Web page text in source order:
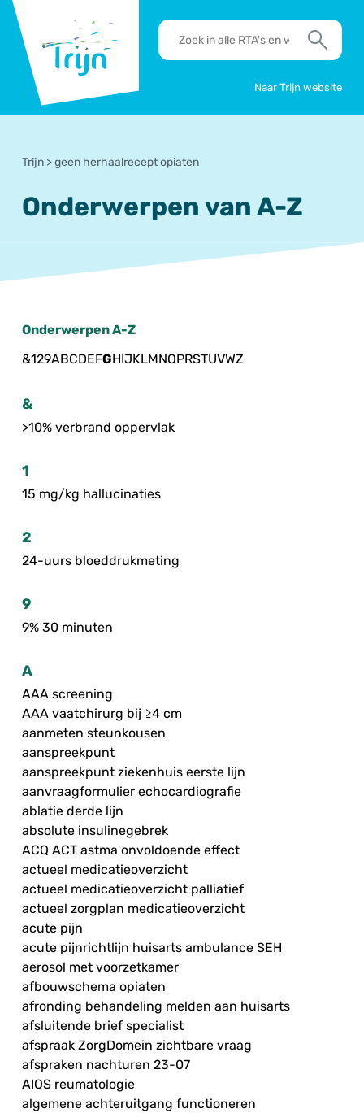
Trijn
RTA's
en
Zoek
Naar Trijn website
Trijn >geen herhaalrecept opiaten
Onderwerpen van A-Z
Onderwerpen A-Z
&129ABCDEFGHIJKLMNOPRSTUVWZ
&
>10% verbrand oppervlak
1
15 mg/kg hallucinaties
2
24-uurs bloeddrukmeting
9
9% 30 minuten
A
AAA screening
AAA vaatchirurg bij ≥4 cm
aanmeten steunkousen
aanspreekpunt
aanspreekpunt ziekenhuis eerste lijn
aanvraagformulier echocardiografie
ablatie derde lijn
absolute insulinegebrek
ACQ ACT astma onvoldoende effect
actueel medicatieoverzicht
actueel medicatieoverzicht palliatief
actueel zorgplan medicatieoverzicht
acute pijn
acute pijnrichtlijn huisarts ambulance SEH
aerosol met voorzetkamer
afbouwschema opiaten
afronding behandeling melden aan huisarts
afsluitende brief specialist
afspraak ZorgDomein zichtbare vraag
afspraken nachturen 23-07
AIOS reumatologie
algemene achteruitgang functioneren